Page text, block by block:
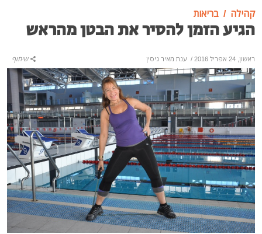
קהילה בריאות
הגיע הזמן להסיר את הבטן מהראש
ראשון, 24 אפריל 2016 / ענת מאיר גיסין שיתוף